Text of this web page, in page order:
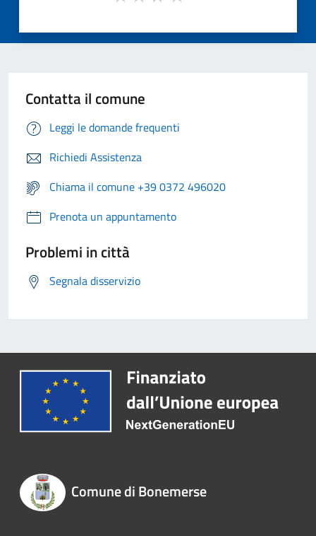
Contatta il comune
Leggi le domande frequenti
Richiedi Assistenza
Chiama il comune +39 0372 496020
Prenota un appuntamento
Problemi in città
Segnala disservizio
Comune di Bonemerse